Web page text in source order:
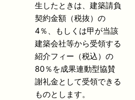
生したときは、建築請負
契約金額（税抜）の
4％、もしくは甲が当該
建築会社等から受領する
紹介フィー（税込）の
80％を成果連動型協賛
謝礼金として受領できる
ものとします。